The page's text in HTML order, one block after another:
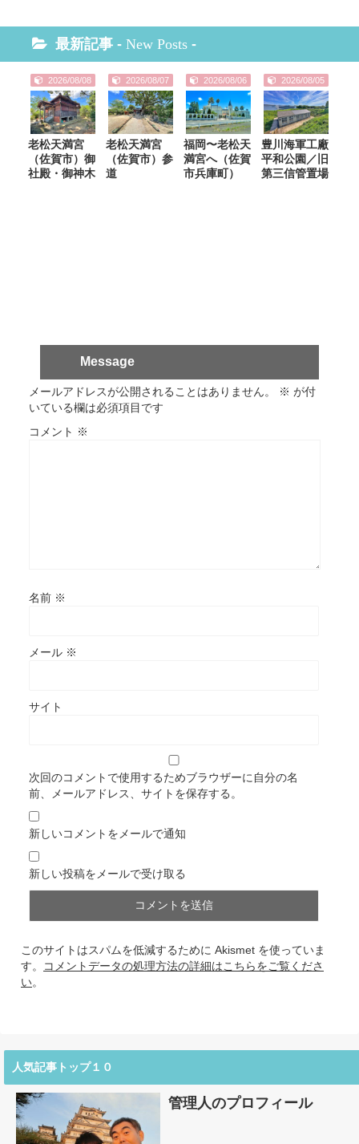
最新記事 - New Posts -
2026/08/08
老松天満宮
（佐賀市）御
社殿・御神木
2026/08/07
老松天満宮
（佐賀市）参
道
2026/08/06
福岡〜老松天
満宮へ（佐賀
市兵庫町）
2026/08/05
豊川海軍工廠
平和公園／旧
第三信管置場
Message
メールアドレスが公開されることはありません。 ※ が付
いている欄は必須項目です
コメント ※
名前 ※
メール ※
サイト
次回のコメントで使用するためブラウザーに自分の名
前、メールアドレス、サイトを保存する。
新しいコメントをメールで通知
新しい投稿をメールで受け取る
このサイトはスパムを低減するために Akismet を使っていま
す。
コメントデータの処理方法の詳細はこちらをご覧くださ
い。
人気記事トップ１０
管理人のプロフィール